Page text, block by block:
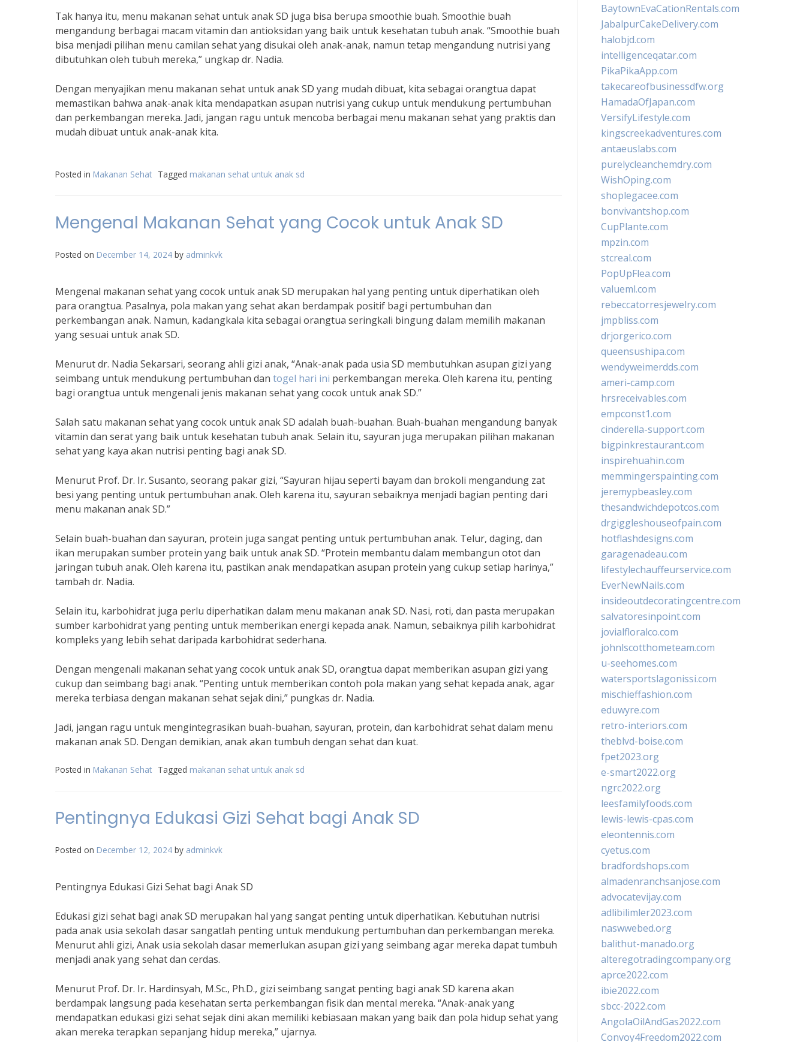
Tak hanya itu, menu makanan sehat untuk anak SD juga bisa berupa smoothie buah. Smoothie buah
mengandung berbagai macam vitamin dan antioksidan yang baik untuk kesehatan tubuh anak. “Smoothie buah
bisa menjadi pilihan menu camilan sehat yang disukai oleh anak-anak, namun tetap mengandung nutrisi yang
dibutuhkan oleh tubuh mereka,” ungkap dr. Nadia.
Dengan menyajikan menu makanan sehat untuk anak SD yang mudah dibuat, kita sebagai orangtua dapat
memastikan bahwa anak-anak kita mendapatkan asupan nutrisi yang cukup untuk mendukung pertumbuhan
dan perkembangan mereka. Jadi, jangan ragu untuk mencoba berbagai menu makanan sehat yang praktis dan
mudah dibuat untuk anak-anak kita.
Posted in Makanan Sehat Tagged makanan sehat untuk anak sd
Mengenal Makanan Sehat yang Cocok untuk Anak SD
Posted on December 14, 2024 by adminkvk
Mengenal makanan sehat yang cocok untuk anak SD merupakan hal yang penting untuk diperhatikan oleh
para orangtua. Pasalnya, pola makan yang sehat akan berdampak positif bagi pertumbuhan dan
perkembangan anak. Namun, kadangkala kita sebagai orangtua seringkali bingung dalam memilih makanan
yang sesuai untuk anak SD.
Menurut dr. Nadia Sekarsari, seorang ahli gizi anak, “Anak-anak pada usia SD membutuhkan asupan gizi yang
seimbang untuk mendukung pertumbuhan dan togel hari ini perkembangan mereka. Oleh karena itu, penting
bagi orangtua untuk mengenali jenis makanan sehat yang cocok untuk anak SD.”
Salah satu makanan sehat yang cocok untuk anak SD adalah buah-buahan. Buah-buahan mengandung banyak
vitamin dan serat yang baik untuk kesehatan tubuh anak. Selain itu, sayuran juga merupakan pilihan makanan
sehat yang kaya akan nutrisi penting bagi anak SD.
Menurut Prof. Dr. Ir. Susanto, seorang pakar gizi, “Sayuran hijau seperti bayam dan brokoli mengandung zat
besi yang penting untuk pertumbuhan anak. Oleh karena itu, sayuran sebaiknya menjadi bagian penting dari
menu makanan anak SD.”
Selain buah-buahan dan sayuran, protein juga sangat penting untuk pertumbuhan anak. Telur, daging, dan
ikan merupakan sumber protein yang baik untuk anak SD. “Protein membantu dalam membangun otot dan
jaringan tubuh anak. Oleh karena itu, pastikan anak mendapatkan asupan protein yang cukup setiap harinya,”
tambah dr. Nadia.
Selain itu, karbohidrat juga perlu diperhatikan dalam menu makanan anak SD. Nasi, roti, dan pasta merupakan
sumber karbohidrat yang penting untuk memberikan energi kepada anak. Namun, sebaiknya pilih karbohidrat
kompleks yang lebih sehat daripada karbohidrat sederhana.
Dengan mengenali makanan sehat yang cocok untuk anak SD, orangtua dapat memberikan asupan gizi yang
cukup dan seimbang bagi anak. “Penting untuk memberikan contoh pola makan yang sehat kepada anak, agar
mereka terbiasa dengan makanan sehat sejak dini,” pungkas dr. Nadia.
Jadi, jangan ragu untuk mengintegrasikan buah-buahan, sayuran, protein, dan karbohidrat sehat dalam menu
makanan anak SD. Dengan demikian, anak akan tumbuh dengan sehat dan kuat.
Posted in Makanan Sehat Tagged makanan sehat untuk anak sd
Pentingnya Edukasi Gizi Sehat bagi Anak SD
Posted on December 12, 2024 by adminkvk
Pentingnya Edukasi Gizi Sehat bagi Anak SD
Edukasi gizi sehat bagi anak SD merupakan hal yang sangat penting untuk diperhatikan. Kebutuhan nutrisi
pada anak usia sekolah dasar sangatlah penting untuk mendukung pertumbuhan dan perkembangan mereka.
Menurut ahli gizi, Anak usia sekolah dasar memerlukan asupan gizi yang seimbang agar mereka dapat tumbuh
menjadi anak yang sehat dan cerdas.
Menurut Prof. Dr. Ir. Hardinsyah, M.Sc., Ph.D., gizi seimbang sangat penting bagi anak SD karena akan
berdampak langsung pada kesehatan serta perkembangan fisik dan mental mereka. “Anak-anak yang
mendapatkan edukasi gizi sehat sejak dini akan memiliki kebiasaan makan yang baik dan pola hidup sehat yang
akan mereka terapkan sepanjang hidup mereka,” ujarnya.
BaytownEvaCationRentals.com
JabalpurCakeDelivery.com
halobjd.com
intelligenceqatar.com
PikaPikaApp.com
takecareofbusinessdfw.org
HamadaOfJapan.com
VersifyLifestyle.com
kingscreekadventures.com
antaeuslabs.com
purelycleanchemdry.com
WishOping.com
shoplegacee.com
bonvivantshop.com
CupPlante.com
mpzin.com
stcreal.com
PopUpFlea.com
valueml.com
rebeccatorresjewelry.com
jmpbliss.com
drjorgerico.com
queensushipa.com
wendyweimerdds.com
ameri-camp.com
hrsreceivables.com
empconst1.com
cinderella-support.com
bigpinkrestaurant.com
inspirehuahin.com
memmingerspainting.com
jeremypbeasley.com
thesandwichdepotcos.com
drgiggleshouseofpain.com
hotflashdesigns.com
garagenadeau.com
lifestylechauffeurservice.com
EverNewNails.com
insideoutdecoratingcentre.com
salvatoresinpoint.com
jovialfloralco.com
johnlscotthometeam.com
u-seehomes.com
watersportslagonissi.com
mischieffashion.com
eduwyre.com
retro-interiors.com
theblvd-boise.com
fpet2023.org
e-smart2022.org
ngrc2022.org
leesfamilyfoods.com
lewis-lewis-cpas.com
eleontennis.com
cyetus.com
bradfordshops.com
almadenranchsanjose.com
advocatevijay.com
adlibilimler2023.com
naswwebed.org
balithut-manado.org
alteregotradingcompany.org
aprce2022.com
ibie2022.com
sbcc-2022.com
AngolaOilAndGas2022.com
Convoy4Freedom2022.com